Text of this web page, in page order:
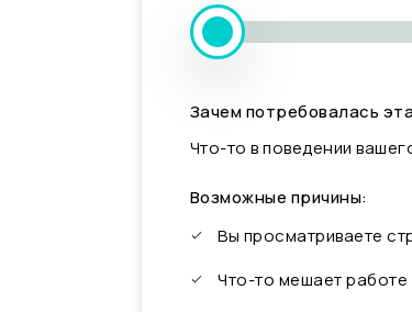
Зачем потребовалась
Что-то в поведении
Возможные причины:
Вы просматриваете
Что-то мешает